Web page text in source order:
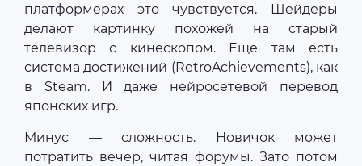
платформерах это чувствуется. Шейдеры
делают картинку похожей на старый
телевизор с кинескопом. Еще там есть
система достижений (RetroAchievements), как
в Steam. И даже нейросетевой перевод
японских игр.
Минус — сложность. Новичок может
потратить вечер, читая форумы. Зато потом